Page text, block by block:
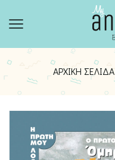
ΑΡΧΙΚΉ ΣΕΛΊΔΑ